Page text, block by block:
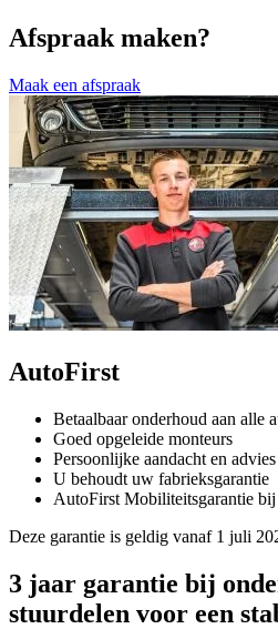
Afspraak maken?
Maak een afspraak
AutoFirst
Betaalbaar onderhoud aan alle
Goed opgeleide monteurs
Persoonlijke aandacht en advies
U behoudt uw fabrieksgarantie
AutoFirst Mobiliteitsgarantie
Deze garantie is geldig vanaf 1 juli
3 jaar garantie bij
stuurdelen voor een